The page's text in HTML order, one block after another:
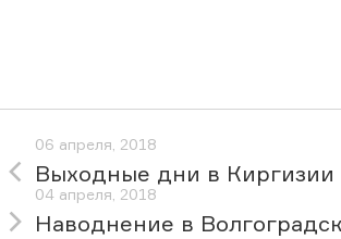
06 апреля, 2018
Выходные дни в Киргизии
04 апреля, 2018
Наводнение в